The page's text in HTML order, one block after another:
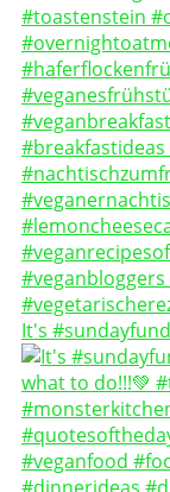
It's